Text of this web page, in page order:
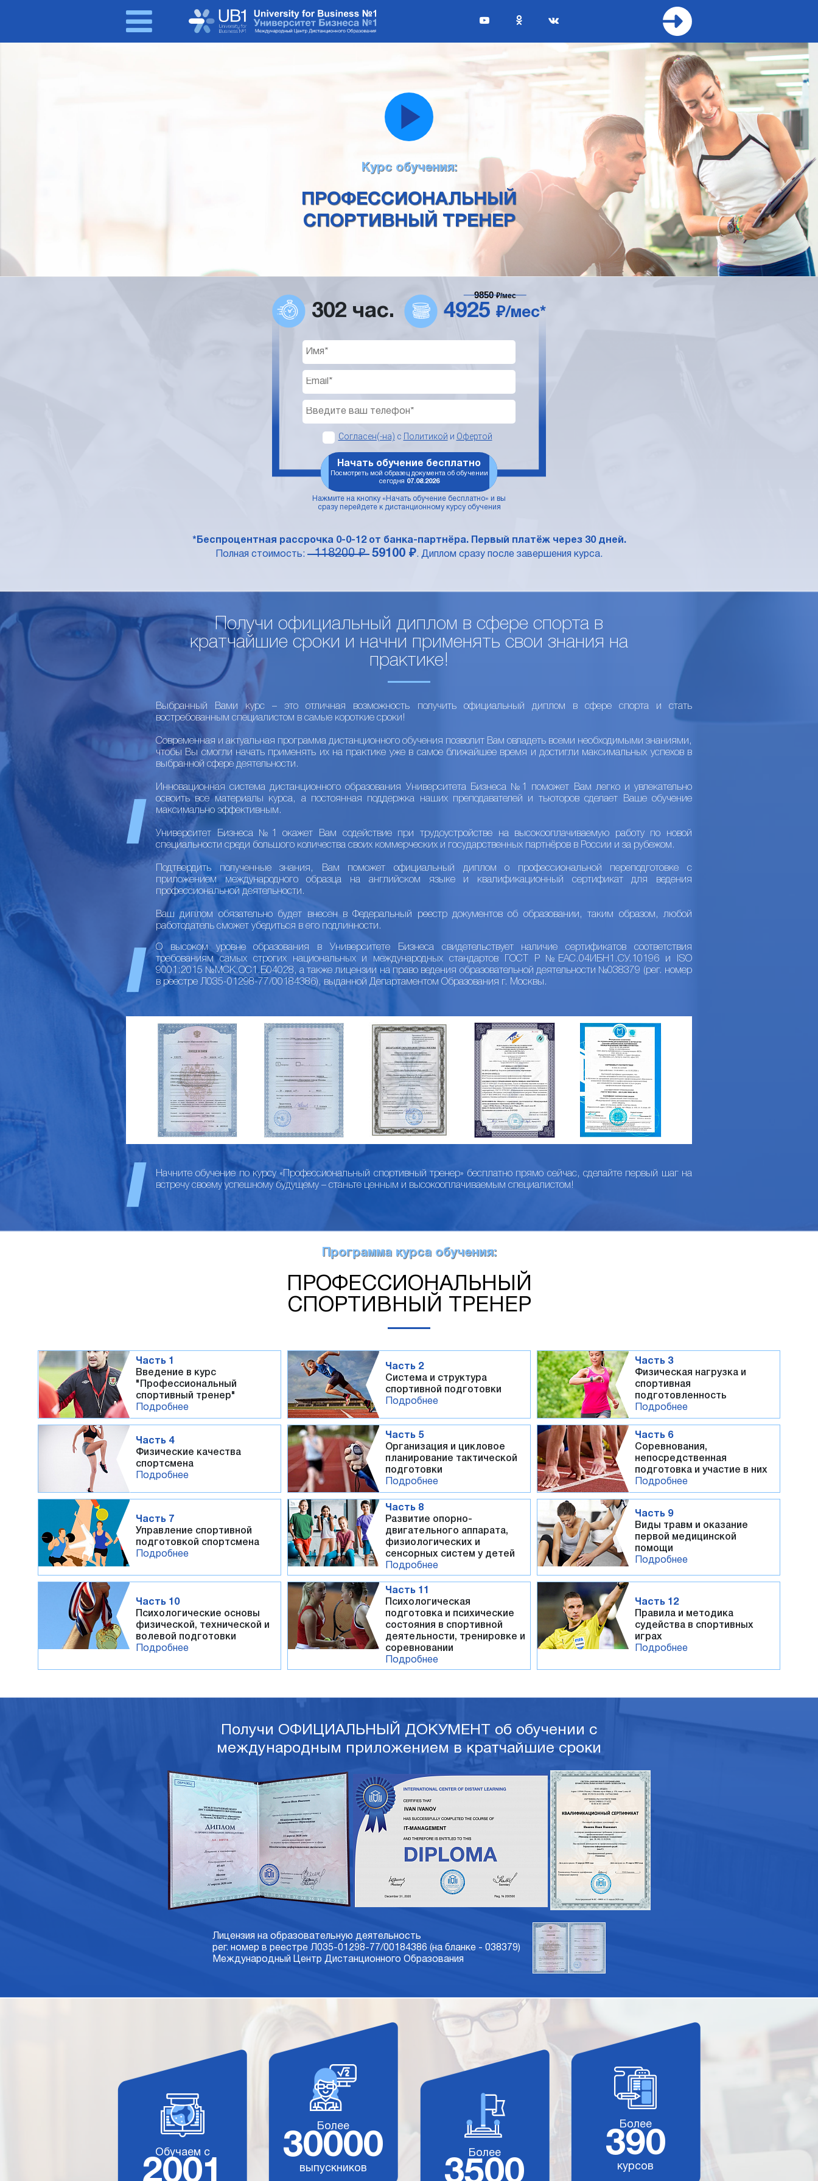
Курс обучения:
ПРОФЕССИОНАЛЬНЫЙ
СПОРТИВНЫЙ ТРЕНЕР
302 час. 4925 ₽/мес*
9850₽/мес
Согласен(-на) с Политикой и Офертой
Начать обучение бесплатно
Посмотреть мой образец документа об обучении
сегодня 07.08.2026
Нажмите на кнопку «Начать обучение бесплатно» и вы
сразу перейдете к дистанционному курсу обучения
*Беспроцентная рассрочка 0-0-12 от банка-партнёра. Первый платёж через 30 дней.
Полная стоимость: 118200 ₽ 59100 ₽. Диплом сразу после завершения курса.
Получи официальный диплом в сфере спорта в
кратчайшие сроки и начни применять свои знания на
практике!
Выбранный Вами курс – это отличная возможность получить официальный диплом в сфере спорта и стать
востребованным специалистом в самые короткие сроки!
Современная и актуальная программа дистанционного обучения позволит Вам овладеть всеми необходимыми знаниями,
чтобы Вы смогли начать применять их на практике уже в самое ближайшее время и достигли максимальных успехов в
выбранной сфере деятельности.
Инновационная система дистанционного образования Университета Бизнеса №1 поможет Вам легко и увлекательно
освоить все материалы курса, а постоянная поддержка наших преподавателей и тьюторов сделает Ваше обучение
максимально эффективным.
Университет Бизнеса №1 окажет Вам содействие при трудоустройстве на высокооплачиваемую работу по новой
специальности среди большого количества своих коммерческих и государственных партнёров в России и за рубежом.
Подтвердить полученные знания, Вам поможет официальный диплом о профессиональной переподготовке с
приложением международного образца на английском языке и квалификационный сертификат для ведения
профессиональной деятельности.
Ваш диплом обязательно будет внесен в Федеральный реестр документов об образовании, таким образом, любой
работодатель сможет убедиться в его подлинности.
О высоком уровне образования в Университете Бизнеса свидетельствует наличие сертификатов соответствия
требованиям самых строгих национальных и международных стандартов ГОСТ Р №ЕАС.04ИБН1.СУ.10196 и ISO
9001:2015 №МСК.ОС1.Б04028, а также лицензии на право ведения образовательной деятельности №038379 (рег. номер
в реестре Л035-01298-77/00184386), выданной Департаментом Образования г. Москвы.
Начните обучение по курсу «Профессиональный спортивный тренер» бесплатно прямо сейчас, сделайте первый шаг на
встречу своему успешному будущему – станьте ценным и высокооплачиваемым специалистом!
Программа курса обучения:
ПРОФЕССИОНАЛЬНЫЙ
СПОРТИВНЫЙ ТРЕНЕР
Часть 1
Введение в курс
"Профессиональный
спортивный тренер"
Подробнее
Часть 2
Система и структура
спортивной подготовки
Подробнее
Часть 3
Физическая нагрузка и
спортивная
подготовленность
Подробнее
Часть 4
Физические качества
спортсмена
Подробнее
Часть 5
Организация и цикловое
планирование тактической
подготовки
Подробнее
Часть 6
Соревнования,
непосредственная
подготовка и участие в них
Подробнее
Часть 7
Управление спортивной
подготовкой спортсмена
Подробнее
Часть 8
Развитие опорно-
двигательного аппарата,
физиологических и
сенсорных систем у детей
Подробнее
Часть 9
Виды травм и оказание
первой медицинской
помощи
Подробнее
Часть 10
Психологические основы
физической, технической и
волевой подготовки
Подробнее
Часть 11
Психологическая
подготовка и психические
состояния в спортивной
деятельности, тренировке и
соревновании
Подробнее
Часть 12
Правила и методика
судейства в спортивных
играх
Подробнее
Получи ОФИЦИАЛЬНЫЙ ДОКУМЕНТ об обучении с
международным приложением в кратчайшие сроки
Лицензия на образовательную деятельность
рег. номер в реестре Л035-01298-77/00184386 (на бланке - 038379)
Международный Центр Дистанционного Образования
Обучаем с
2001
Более
30000
выпускников
Более
3500
Более
390
курсов